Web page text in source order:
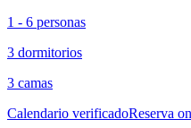
1 - 6 personas
3 dormitorios
3 camas
Calendario verificadoReserva